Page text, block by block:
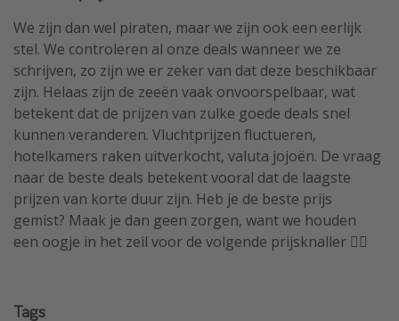
We zijn dan wel piraten, maar we zijn ook een eerlijk
stel. We controleren al onze deals wanneer we ze
schrijven, zo zijn we er zeker van dat deze beschikbaar
zijn. Helaas zijn de zeeën vaak onvoorspelbaar, wat
betekent dat de prijzen van zulke goede deals snel
kunnen veranderen. Vluchtprijzen fluctueren,
hotelkamers raken uitverkocht, valuta jojoën. De vraag
naar de beste deals betekent vooral dat de laagste
prijzen van korte duur zijn. Heb je de beste prijs
gemist? Maak je dan geen zorgen, want we houden
een oogje in het zeil voor de volgende prijsknaller 🏴‍☠️
Tags